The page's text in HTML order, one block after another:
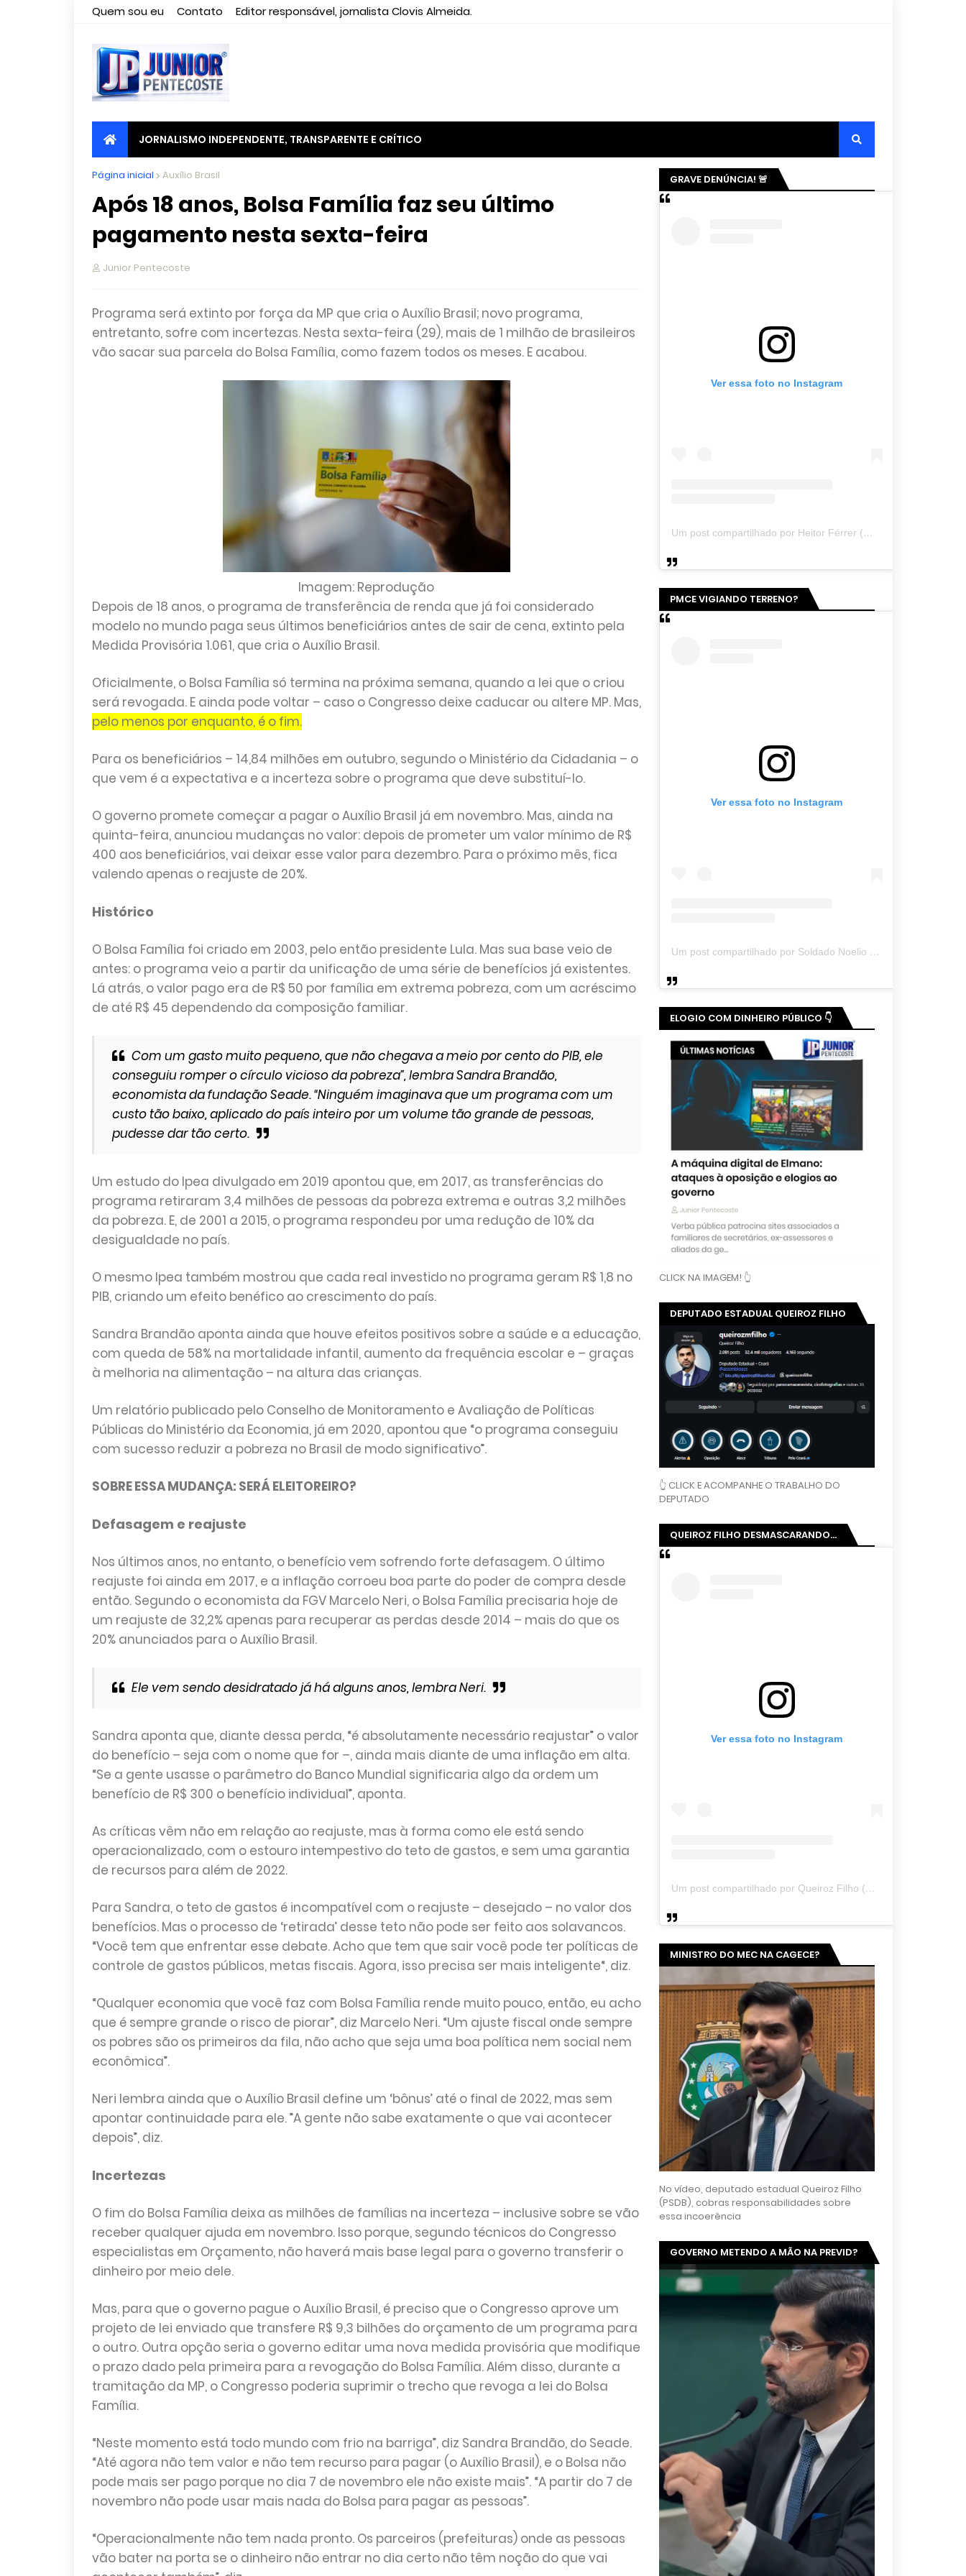
Quem sou eu Contato Editor responsável, jornalista Clovis Almeida.
JORNALISMO INDEPENDENTE, TRANSPARENTE E CRÍTICO
Página inicial Auxílio Brasil
Após 18 anos, Bolsa Família faz seu último
pagamento nesta sexta-feira
Junior Pentecoste
Programa será extinto por força da MP que cria o Auxílio Brasil; novo programa,
entretanto, sofre com incertezas. Nesta sexta-feira (29), mais de 1 milhão de brasileiros
vão sacar sua parcela do Bolsa Família, como fazem todos os meses. E acabou.
Imagem: Reprodução
Depois de 18 anos, o programa de transferência de renda que já foi considerado
modelo no mundo paga seus últimos beneficiários antes de sair de cena, extinto pela
Medida Provisória 1.061, que cria o Auxílio Brasil.
Oficialmente, o Bolsa Família só termina na próxima semana, quando a lei que o criou
será revogada. E ainda pode voltar – caso o Congresso deixe caducar ou altere MP. Mas,
pelo menos por enquanto, é o fim.
Para os beneficiários – 14,84 milhões em outubro, segundo o Ministério da Cidadania – o
que vem é a expectativa e a incerteza sobre o programa que deve substituí-lo.
O governo promete começar a pagar o Auxílio Brasil já em novembro. Mas, ainda na
quinta-feira, anunciou mudanças no valor: depois de prometer um valor mínimo de R$
400 aos beneficiários, vai deixar esse valor para dezembro. Para o próximo mês, fica
valendo apenas o reajuste de 20%.
Histórico
O Bolsa Família foi criado em 2003, pelo então presidente Lula. Mas sua base veio de
antes: o programa veio a partir da unificação de uma série de benefícios já existentes.
Lá atrás, o valor pago era de R$ 50 por família em extrema pobreza, com um acréscimo
de até R$ 45 dependendo da composição familiar.
Com um gasto muito pequeno, que não chegava a meio por cento do PIB, ele
conseguiu romper o círculo vicioso da pobreza”, lembra Sandra Brandão,
economista da fundação Seade. “Ninguém imaginava que um programa com um
custo tão baixo, aplicado do país inteiro por um volume tão grande de pessoas,
pudesse dar tão certo.
Um estudo do Ipea divulgado em 2019 apontou que, em 2017, as transferências do
programa retiraram 3,4 milhões de pessoas da pobreza extrema e outras 3,2 milhões
da pobreza. E, de 2001 a 2015, o programa respondeu por uma redução de 10% da
desigualdade no país.
O mesmo Ipea também mostrou que cada real investido no programa geram R$ 1,8 no
PIB, criando um efeito benéfico ao crescimento do país.
Sandra Brandão aponta ainda que houve efeitos positivos sobre a saúde e a educação,
com queda de 58% na mortalidade infantil, aumento da frequência escolar e – graças
à melhoria na alimentação – na altura das crianças.
Um relatório publicado pelo Conselho de Monitoramento e Avaliação de Políticas
Públicas do Ministério da Economia, já em 2020, apontou que “o programa conseguiu
com sucesso reduzir a pobreza no Brasil de modo significativo”.
SOBRE ESSA MUDANÇA: SERÁ ELEITOREIRO?
Defasagem e reajuste
Nos últimos anos, no entanto, o benefício vem sofrendo forte defasagem. O último
reajuste foi ainda em 2017, e a inflação corroeu boa parte do poder de compra desde
então. Segundo o economista da FGV Marcelo Neri, o Bolsa Família precisaria hoje de
um reajuste de 32,2% apenas para recuperar as perdas desde 2014 – mais do que os
20% anunciados para o Auxílio Brasil.
Ele vem sendo desidratado já há alguns anos, lembra Neri.
Sandra aponta que, diante dessa perda, “é absolutamente necessário reajustar” o valor
do benefício – seja com o nome que for –, ainda mais diante de uma inflação em alta.
“Se a gente usasse o parâmetro do Banco Mundial significaria algo da ordem um
benefício de R$ 300 o benefício individual”, aponta.
As críticas vêm não em relação ao reajuste, mas à forma como ele está sendo
operacionalizado, com o estouro intempestivo do teto de gastos, e sem uma garantia
de recursos para além de 2022.
Para Sandra, o teto de gastos é incompatível com o reajuste – desejado – no valor dos
benefícios. Mas o processo de ‘retirada’ desse teto não pode ser feito aos solavancos.
“Você tem que enfrentar esse debate. Acho que tem que sair você pode ter políticas de
controle de gastos públicos, metas fiscais. Agora, isso precisa ser mais inteligente“, diz.
“Qualquer economia que você faz com Bolsa Família rende muito pouco, então, eu acho
que é sempre grande o risco de piorar”, diz Marcelo Neri. “Um ajuste fiscal onde sempre
os pobres são os primeiros da fila, não acho que seja uma boa política nem social nem
econômica”.
Neri lembra ainda que o Auxílio Brasil define um ‘bônus’ até o final de 2022, mas sem
apontar continuidade para ele. ”A gente não sabe exatamente o que vai acontecer
depois”, diz.
Incertezas
O fim do Bolsa Família deixa as milhões de famílias na incerteza – inclusive sobre se vão
receber qualquer ajuda em novembro. Isso porque, segundo técnicos do Congresso
especialistas em Orçamento, não haverá mais base legal para o governo transferir o
dinheiro por meio dele.
Mas, para que o governo pague o Auxílio Brasil, é preciso que o Congresso aprove um
projeto de lei enviado que transfere R$ 9,3 bilhões do orçamento de um programa para
o outro. Outra opção seria o governo editar uma nova medida provisória que modifique
o prazo dado pela primeira para a revogação do Bolsa Família. Além disso, durante a
tramitação da MP, o Congresso poderia suprimir o trecho que revoga a lei do Bolsa
Família.
“Neste momento está todo mundo com frio na barriga”, diz Sandra Brandão, do Seade.
“Até agora não tem valor e não tem recurso para pagar (o Auxílio Brasil), e o Bolsa não
pode mais ser pago porque no dia 7 de novembro ele não existe mais”. “A partir do 7 de
novembro não pode usar mais nada do Bolsa para pagar as pessoas”.
“Operacionalmente não tem nada pronto. Os parceiros (prefeituras) onde as pessoas
vão bater na porta se o dinheiro não entrar no dia certo não têm noção do que vai
GRAVE DENÚNCIA! 🚨
Ver essa foto no Instagram
Um post compartilhado por Heitor Férrer (@heitor_ferrer77)
PMCE VIGIANDO TERRENO?
Ver essa foto no Instagram
Um post compartilhado por Soldado Noelio (@soldadonoelio)
ELOGIO COM DINHEIRO PÚBLICO 👇
CLICK NA IMAGEM! 👆
DEPUTADO ESTADUAL QUEIROZ FILHO
👆 CLICK E ACOMPANHE O TRABALHO DO
DEPUTADO
QUEIROZ FILHO DESMASCARANDO...
Ver essa foto no Instagram
Um post compartilhado por Queiroz Filho (@queirozmfilho)
MINISTRO DO MEC NA CAGECE?
No vídeo, deputado estadual Queiroz Filho
(PSDB), cobras responsabilidades sobre
essa incoerência
GOVERNO METENDO A MÃO NA PREVID?